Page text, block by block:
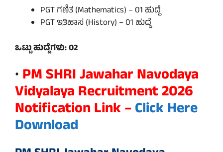
PGT ಗಣಿತ (Mathematics) – 01 ಹುದ್ದೆ
PGT ಇತಿಹಾಸ (History) – 01 ಹುದ್ದೆ
ಒಟ್ಟು ಹುದ್ದೆಗಳು: 02
•PM SHRI Jawahar Navodaya
Vidyalaya Recruitment 2026
Notification Link –Click Here
Download